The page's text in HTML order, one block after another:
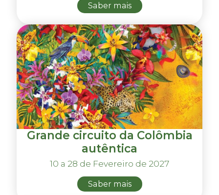
Saber mais
Grande circuito da Colômbia
autêntica
10 a 28 de Fevereiro de 2027
Saber mais